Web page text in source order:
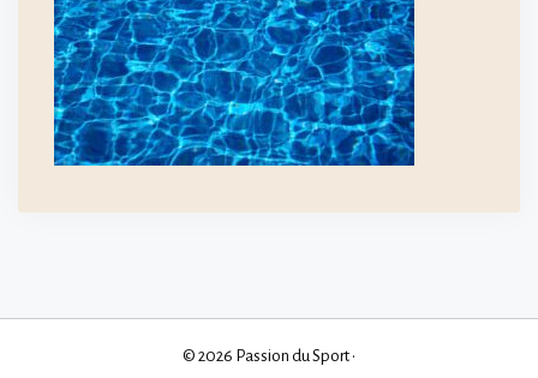
© 2026 Passion du Sport •